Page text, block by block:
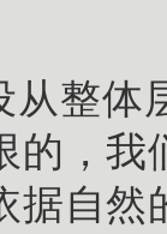
从整体
的，
据自